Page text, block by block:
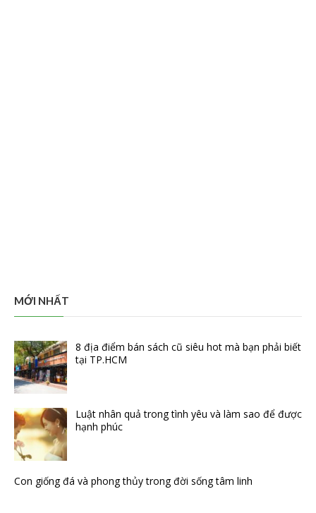
MỚI NHẤT
8 địa điểm bán sách cũ siêu hot mà bạn phải biết
tại TP.HCM
Luật nhân quả trong tình yêu và làm sao để được
hạnh phúc
Con giống đá và phong thủy trong đời sống tâm linh